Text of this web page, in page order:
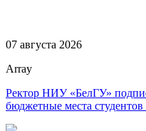
07 августа 2026
Array
Ректор НИУ «БелГУ»
бюджетные места студентов